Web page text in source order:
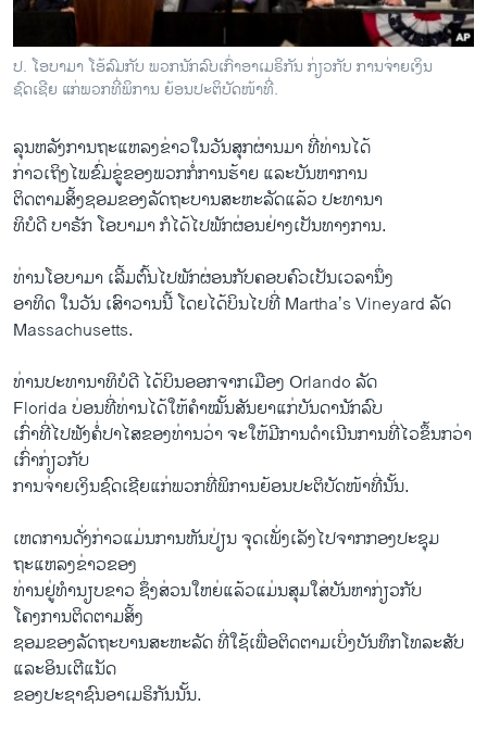
ທຸລະກິດ
ພາສາອັງກິດ
ວີດີໂອ
ລາຍການກະຈາຍສຽງ
ລາຍງານ
ຕິດຕາມພວກເຮົາ ທີ່
ພາສາຕ່າງໆ
ປ. ໂອບາມາ ໂອ້ລົມກັບ ພວກນັກລົບເກົ່າອາເມຣິກັນ ກ່ຽວກັບ ການ​ຈ່າຍເງິນ
ຊົດເຊີຍ​ ແກ່​ພວກ​ທີ່ພິການ ຍ້ອນ​ປະຕິບັດ​ໜ້າ​ທີ່​.
ລຸນຫລັງການຖະແຫລງຂ່າວໃນວັນສຸກຜ່ານມາ ທີ່ທ່ານໄດ້
ກ່າວເຖິງໄພຂົ່ມຂູ່ຂອງພວກກໍ່ການຮ້າຍ ແລະບັນຫາການ
ຕິດຕາມສິ້ງ​ຊອມ​ຂອງ​ລັດຖະບານ​ສະຫະລັດແລ້ວ ປະທານາ
ທິບໍດີ ບາຣັກ ໂອບາມາ ກໍໄດ້ໄປພັກຜ່ອນຢ່າງເປັນທາງການ.
ທ່ານໂອບາມາ ເລີ້ມຕົ້ນໄປພັກຜ່ອນກັບຄອບຄົວເປັນເວລານຶ່ງ
ອາທິດ ໃນວັນ ເສົາວານນີ້ ໂດຍໄດ້ບິນໄປທີ່ Martha’s Vineyard ລັດ
Massachusetts.
ທ່ານປະທານາທິບໍດີ ໄດ້ບິນອອກຈາກເມືອງ Orlando ລັດ
Florida ບ່ອນທີ່ທ່ານໄດ້ໃຫ້ຄໍາໝັ້ນສັນຍາແກ່ບັນດານັກລົບ
ເກົ່າທີ່ໄປຟັງຄໍ່​ປາ​ໄສ​ຂອງ​ທ່ານວ່າ ຈະ​ໃຫ້​ມີການດໍາ​ເນີນການທີ່ໄວຂຶ້ນກວ່າ
ເກົ່າກ່ຽວກັບ
ການ​ຈ່າຍເງິນຊົດເຊີຍ​ແກ່​ພວກ​ທີ່ພິການຍ້ອນ​ປະຕິບັດ​ໜ້າ​ທີ່​ນັ້ນ.
​ເຫດ​ການດັ່ງກ່າວແມ່ນການ​ຫັນປ່ຽນ ຈຸດເພັ່ງເລັງ​ໄປຈາກກອງປະຊຸມ
ຖະແຫລງຂ່າວຂອງ
ທ່ານຢູ່ທໍານຽບຂາວ ຊຶ່ງສ່ວນໃຫຍ່ແລ້ວແມ່ນສຸມໃສ່ບັນຫາກ່ຽວກັບ
ໂຄງການຕິດຕາມ​ສິ້ງ​
ຊອມ​ຂອງ​ລັດຖະບານ​ສະຫະລັດ ທີ່ໃຊ້ເພື່ອຕິດຕາມເບິ່ງບັນທຶກໂທລະສັບ
ແລະອິນເຕີແນັດ
ຂອງ​ປະຊາຊົນ​ອາ​ເມຣິກັນ​ນັ້ນ.